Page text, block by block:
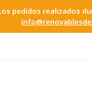
pedidos realizados